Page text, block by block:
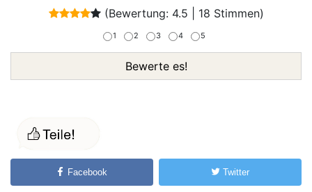
(Bewertung: 4.5 18 Stimmen)
1 2 3 4 5
Bewerte es!
Facebook Twitter